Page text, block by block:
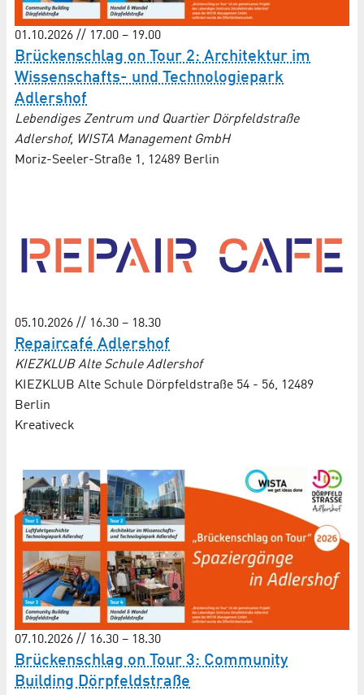
01.10.2026 // 17.00 – 19.00
Brückenschlag on Tour 2: Architektur im
Wissenschafts- und Techno­logie­park
Adlershof
Lebendiges Zentrum und Quartier Dörpfeldstraße
Adlershof, WISTA Management GmbH
Moriz-Seeler-Straße 1, 12489 Berlin
05.10.2026 // 16.30 – 18.30
Repaircafé Adlershof
KIEZKLUB Alte Schule Adlershof
KIEZKLUB Alte Schule Dörpfeldstraße 54 - 56, 12489
Berlin
Kreativeck
07.10.2026 // 16.30 – 18.30
Brückenschlag on Tour 3: Community
Building Dörpfeldstraße